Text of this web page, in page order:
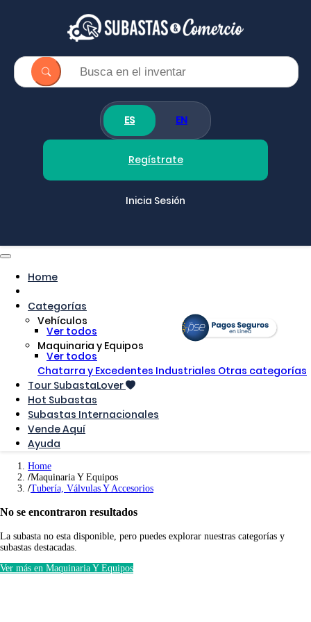
ES EN
Regístrate
Inicia Sesión
Home
Categorías
Vehículos
Ver todos
Maquinaria y Equipos
Ver todos
Chatarra y Excedentes Industriales Otras categorías
Tour SubastaLover
Hot Subastas
Subastas Internacionales
Vende Aquí
Ayuda
Home
Maquinaria Y Equipos
Tubería, Válvulas Y Accesorios
No se encontraron resultados
La subasta no esta disponible, pero puedes explorar nuestras categorías y
subastas destacadas.
Ver más en Maquinaria Y Equipos